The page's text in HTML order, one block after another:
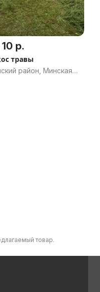
р.
травы
район, Минская
товар.